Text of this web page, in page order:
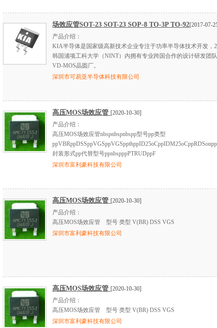
场效应管SOT-23 SOT-23 SOP-8 TO-3P TO-92[2017-07-
产品介绍：
KIA半导体是国家级高新技术企业专注于功率半导体技术开发，
韩国浦项工科大学（NINT）内拥有专业跨国合作的设计研发团
VD-MOS晶圆厂。
深圳市可易亚半导体科技有限公司
高压MOS场效应管 [2020-10-30]
产品介绍：
高压MOS场效应管nbspnbspnbspp型号pp类型
封装形式pp代替型号ppnbspppPTRUDppF
深圳市富利豪科技有限公司
高压MOS场效应管 [2020-10-30]
产品介绍：
高压MOS场效应管 型号 类型 V(BR) DSS VGS
深圳市富利豪科技有限公司
高压MOS场效应管 [2020-10-30]
产品介绍：
高压MOS场效应管 型号 类型 V(BR) DSS VGS
深圳市富利豪科技有限公司